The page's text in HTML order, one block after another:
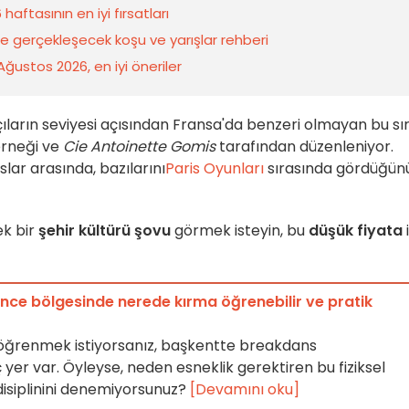
en iyi fırsatları
gerçekleşecek koşu ve yarışlar rehberi
2026, en iyi öneriler
seviyesi açısından Fransa'da benzeri olmayan bu
ve Cie Antoinette Gomistarafından düzenleniyor.
arasında, bazılarınıParis Oyunlarısırasında
birşehir kültürü şovugörmek isteyin, bu düşük fiyata
bölgesinde nerede kırma öğrenebilir ve pratik
istiyorsanız, başkentte breakdans
var. Öyleyse, neden esneklik gerektiren bu fiziksel
denemiyorsunuz? [Devamını oku]